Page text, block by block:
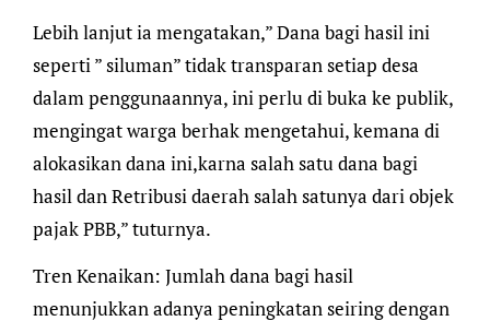
Lebih lanjut ia mengatakan,” Dana bagi hasil ini
seperti ” siluman” tidak transparan setiap desa
dalam penggunaannya, ini perlu di buka ke publik,
mengingat warga berhak mengetahui, kemana di
alokasikan dana ini,karna salah satu dana bagi
hasil dan Retribusi daerah salah satunya dari objek
pajak PBB,” tuturnya.
Tren Kenaikan: Jumlah dana bagi hasil
menunjukkan adanya peningkatan seiring dengan